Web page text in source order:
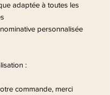
adaptée à toutes les
personnalisée
:
commande, merci